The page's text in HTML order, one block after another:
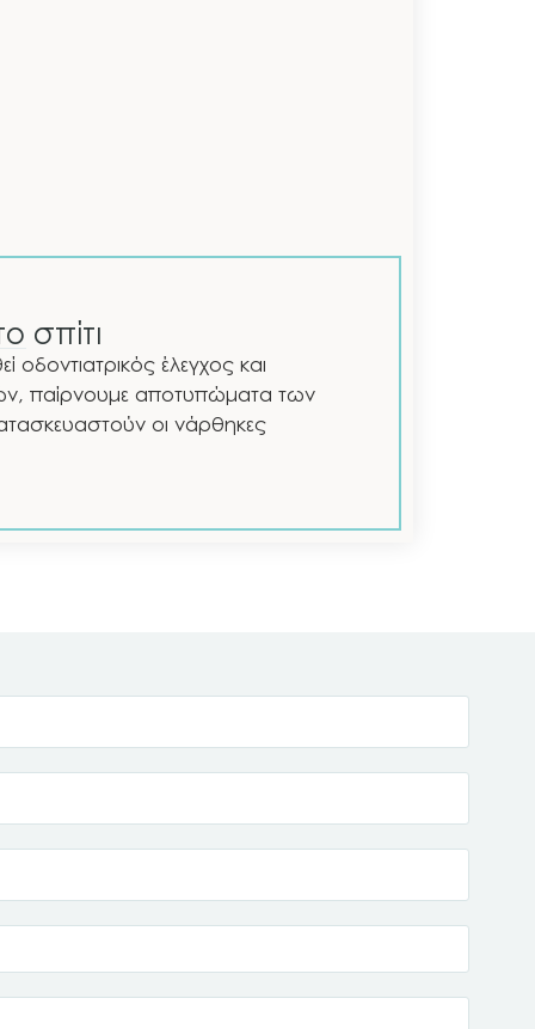
σπίτι
οδοντιατρικός έλεγχος και
παίρνουμε αποτυπώματα των
οι νάρθηκες